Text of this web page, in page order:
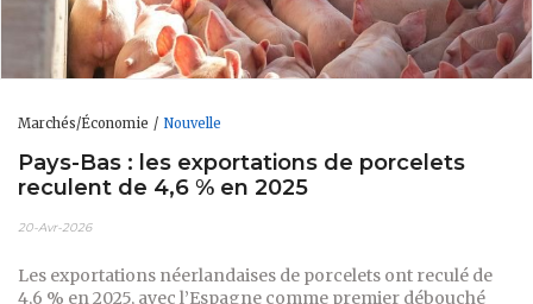
Marchés/Économie Nouvelle
Pays-Bas : les exportations de porcelets
reculent de 4,6 % en 2025
20-Avr-2026
Les exportations néerlandaises de porcelets ont reculé de
4,6 % en 2025, avec l’Espagne comme premier débouché